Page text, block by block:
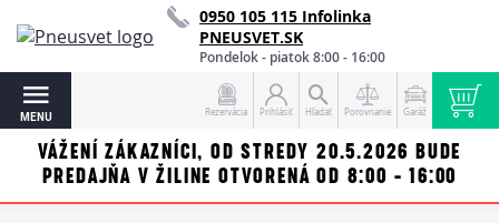
0950 105 115 Infolinka
PNEUSVET.SK
Pondelok - piatok 8:00 - 16:00
MENU Rezervácia Prihlásiť Hľadať Porovnanie Garáž
VÁŽENÍ ZÁKAZNÍCI, OD STREDY 20.5.2026 BUDE
PREDAJŇA V ŽILINE OTVORENÁ OD 8:00 - 16:00